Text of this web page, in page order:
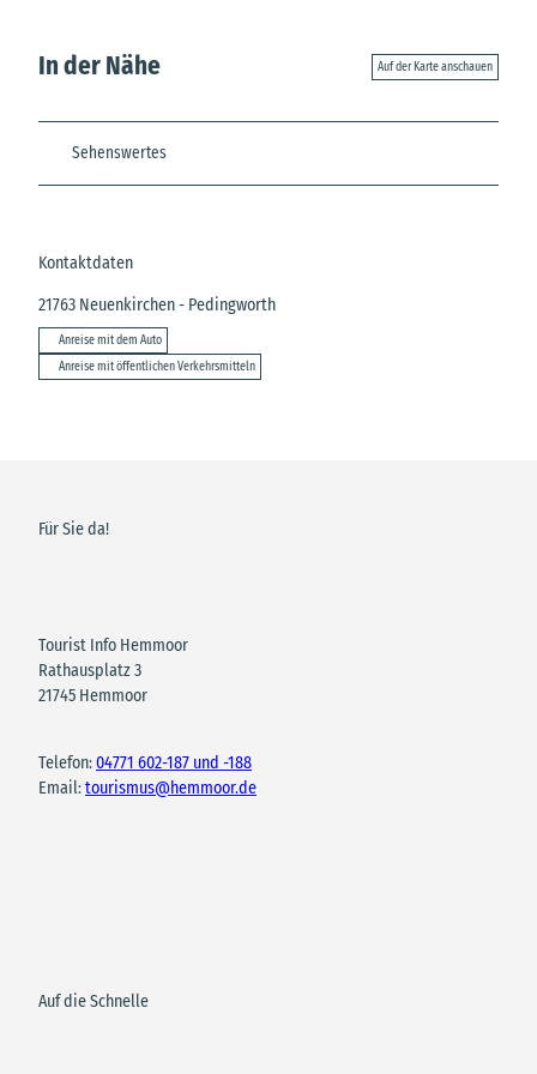
In der Nähe Auf der Karte anschauen
Sehenswertes
Kontaktdaten
21763 Neuenkirchen- Pedingworth
Anreise mit dem Auto
Anreise mit öffentlichen Verkehrsmitteln
Für Sie da!
Tourist Info Hemmoor
Rathausplatz 3
21745 Hemmoor
Telefon:04771 602-187 und -188
Email:tourismus@hemmoor.de
Auf die Schnelle